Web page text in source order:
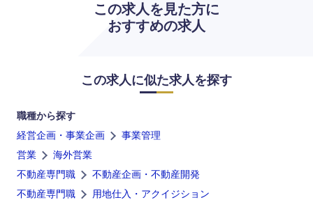
この求人を見た方に
おすすめの求人
この求人に似た求人を探す
職種から探す
経営企画・事業企画
事業管理
営業
海外営業
不動産専門職
不動産企画・不動産開発
不動産専門職
用地仕入・アクイジション
宮崎県